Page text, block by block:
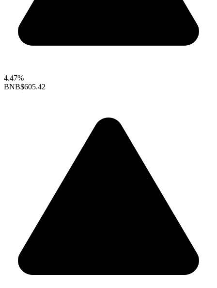
4.47%
BNB$605.42